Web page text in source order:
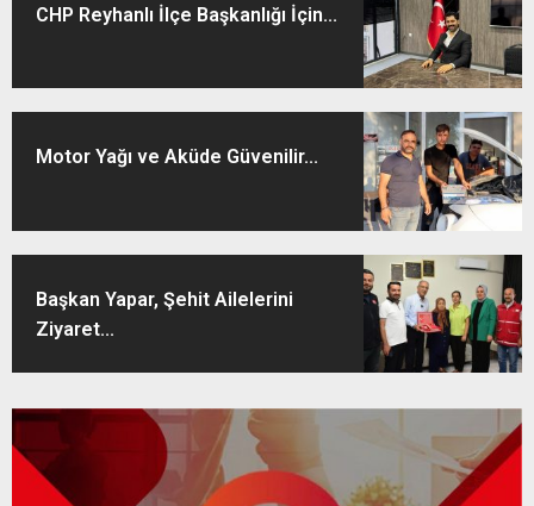
CHP Reyhanlı İlçe Başkanlığı İçin...
Motor Yağı ve Aküde Güvenilir...
Başkan Yapar, Şehit Ailelerini
Ziyaret...